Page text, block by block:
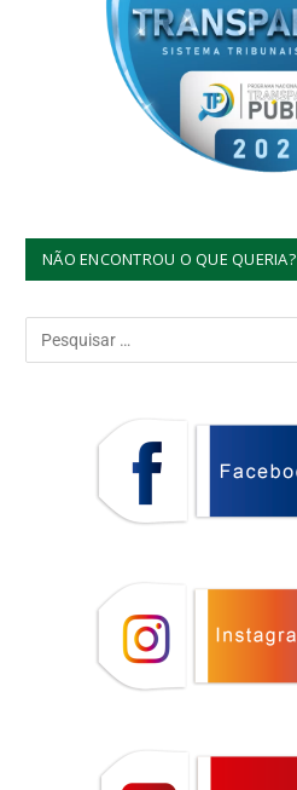
NÃO ENCONTROU O QUE QUERIA?